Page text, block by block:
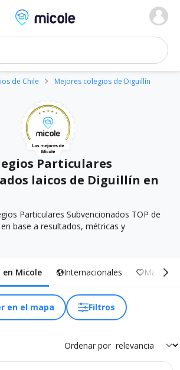
Micole, buscador de colegios
de Chile Mejores colegios de Diguillín
Particulares
laicos de Diguillín en
Particulares Subvencionados TOP de
base a resultados, métricas y
en Micole Internacionales Más
en el mapa Filtros
Ordenar por